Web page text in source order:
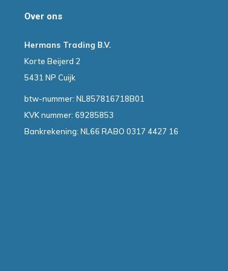
Over ons
Hermans Trading B.V.
Korte Beijerd 2
5431 NP Cuijk
btw-nummer: NL857816718B01
KVK nummer: 69285853
Bankrekening: NL66 RABO 0317 4427 16